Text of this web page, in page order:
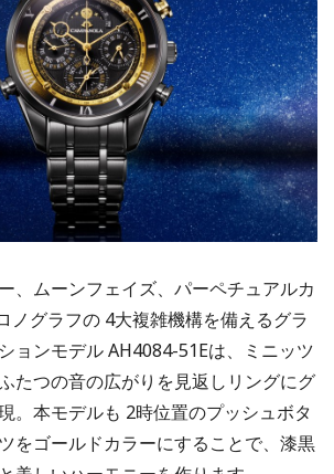
、ムーンフェイズ、パーペチュアルカ
ノグラフの 4大複雑機構を備えるグラ
ョンモデル AH4084-51Eは、ミニッツ
たつの音の広がりを⾒返しリングにグ
。本モデルも 2時位置のプッシュボタ
をゴールドカラーにすることで、漆黒